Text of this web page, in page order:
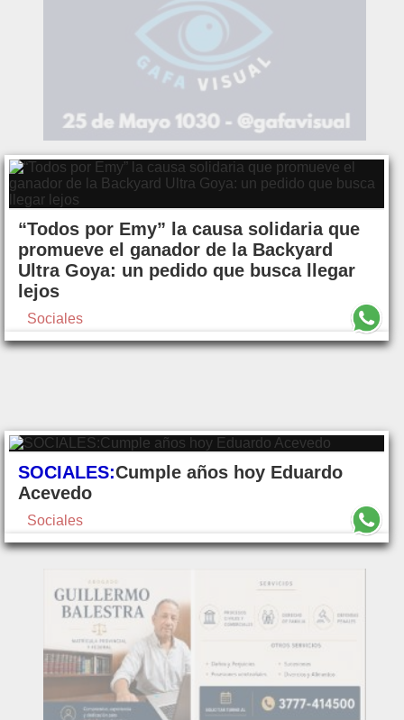
“Todos por Emy” la causa solidaria que
promueve el ganador de la Backyard
Ultra Goya: un pedido que busca llegar
lejos
Sociales
SOCIALES:Cumple años hoy Eduardo
Acevedo
Sociales